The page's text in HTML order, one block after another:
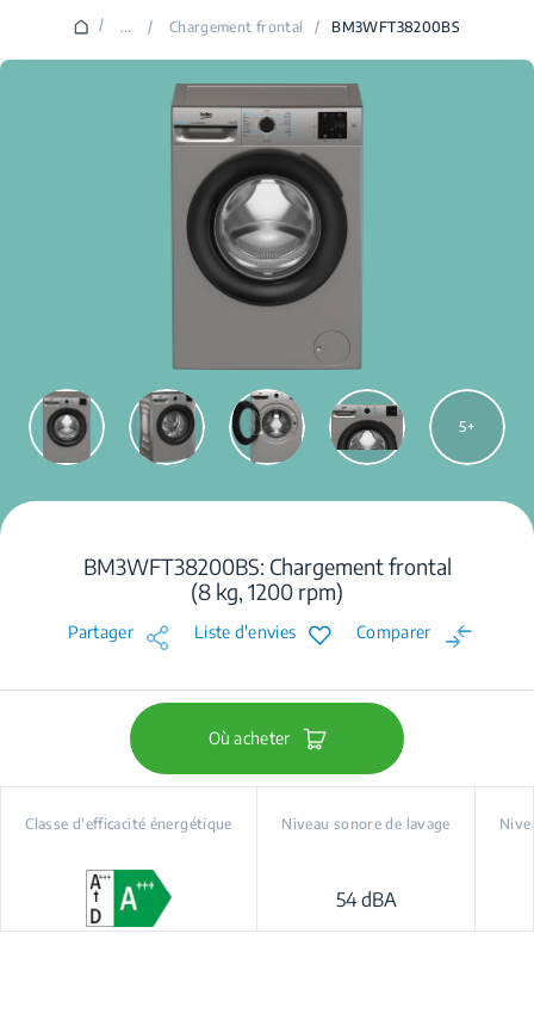
/ ... / Chargement frontal / BM3WFT38200BS
5
BM3WFT38200BS: Chargement frontal
(8 kg, 1200 rpm)
Partager Liste d'envies Comparer
Où acheter
Classe d'efficacité énergétique Niveau sonore de lavage
54 dBA